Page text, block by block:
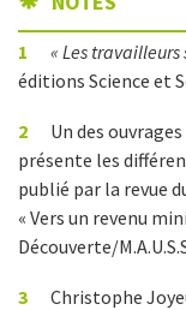
1 « Les travailleurs
éditions Science et
2
Un des
présente les
publié par la revue
« Vers un revenu
Découverte/
3
Christophe